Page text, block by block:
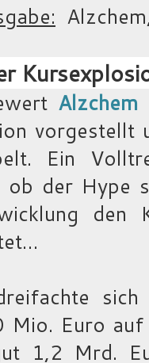
Alzchem
Ein
ob der Hype
den
Mio. Euro
1,2 Mrd.